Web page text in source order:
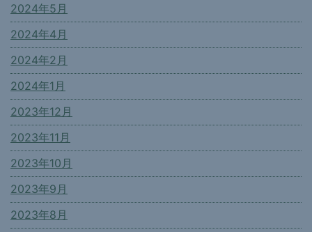
2024年5月
2024年4月
2024年2月
2024年1月
2023年12月
2023年11月
2023年10月
2023年9月
2023年8月